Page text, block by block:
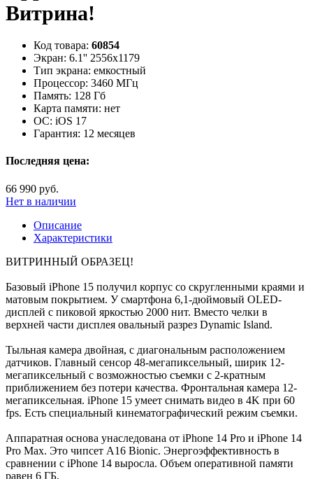
Витрина!
Код товара: 60854
Экран: 6.1'' 2556x1179
Тип экрана: емкостный
Процессор: 3460 МГц
Память: 128 Гб
Карта памяти: нет
ОС: iOS 17
Гарантия: 12 месяцев
Последняя цена:
66 990 руб.
Нет в наличии
Описание
Характеристики
ВИТРИННЫЙ ОБРАЗЕЦ!
Базовый iPhone 15 получил корпус со скругленными краями и
матовым покрытием. У смартфона 6,1-дюймовый OLED-
дисплей с пиковой яркостью 2000 нит. Вместо челки в
верхней части дисплея овальный разрез Dynamic Island.
Тыльная камера двойная, с диагональным расположением
датчиков. Главный сенсор 48-мегапиксельный, ширик 12-
мегапиксельный с возможностью съемки с 2-кратным
приближением без потери качества. Фронтальная камера 12-
мегапиксельная. iPhone 15 умеет снимать видео в 4K при 60
fps. Есть специальный кинематографический режим съемки.
Аппаратная основа унаследована от iPhone 14 Pro и iPhone 14
Pro Max. Это чипсет A16 Bionic. Энергоэффективность в
сравнении с iPhone 14 выросла. Объем оперативной памяти
равен 6 ГБ.